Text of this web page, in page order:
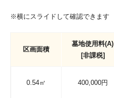
※横にスライドして確認できます
区画面積
墓地使用料(A)
[非課税]
0.54㎡ 400,000円